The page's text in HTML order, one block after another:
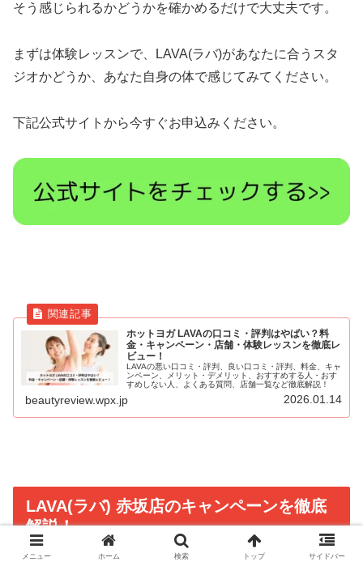
そう感じられるかどうかを確かめるだけで大丈夫です。
まずは体験レッスンで、LAVA(ラバ)があなたに合うスタ
ジオかどうか、あなた自身の体で感じてみてください。
下記公式サイトから今すぐお申込みください。
ホットヨガ LAVAの口コミ・評判はやばい？料
金・キャンペーン・店舗・体験レッスンを徹底レ
ビュー！
LAVAの悪い口コミ・評判、良い口コミ・評判、料金、キャ
ンペーン、メリット・デメリット、おすすめする人・おす
すめしない人、よくある質問、店舗一覧など徹底解説！
beautyreview.wpx.jp 2026.01.14
LAVA(ラバ) 赤坂店のキャンペーンを徹底
解説！
メニュー ホーム 検索 トップ サイドバー